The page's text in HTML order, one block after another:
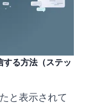
る方法（ステッ
と表示されて